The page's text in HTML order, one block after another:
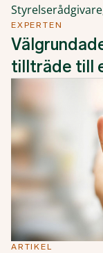
EXPERTEN
tillträde till
ARTIKEL